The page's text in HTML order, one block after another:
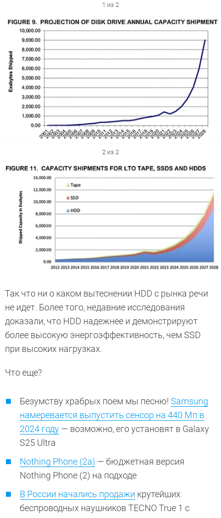
1 из 2
2 из 2
Так что ни о каком вытеснении HDD с рынка речи
не идет. Более того, недавние исследования
доказали, что HDD надежнее и демонстрируют
более высокую энергоэффективность, чем SSD
при высоких нагрузках.
Что еще?
Безумству храбрых поем мы песню! Samsung
намеревается выпустить сенсор на 440 Мп в
2024 году — возможно, его установят в Galaxy
S25 Ultra
Nothing Phone (2a) — бюджетная версия
Nothing Phone (2) на подходе
В России начались продажи крутейших
беспроводных наушников TECNO True 1 с